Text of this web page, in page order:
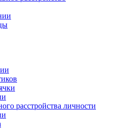
расстройства личности